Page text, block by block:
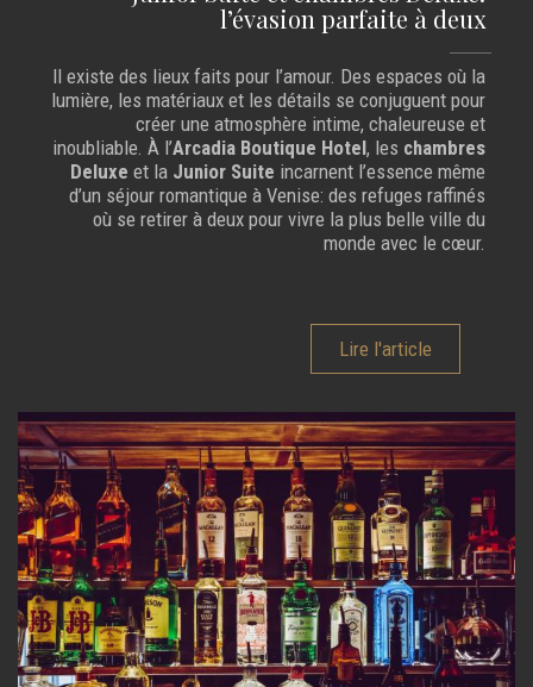
l’évasion parfaite à deux
Il existe des lieux faits pour l’amour. Des espaces où la
lumière, les matériaux et les détails se conjuguent pour
créer une atmosphère intime, chaleureuse et
inoubliable. À l’Arcadia Boutique Hotel, les chambres
Deluxe et la Junior Suite incarnent l’essence même
d’un séjour romantique à Venise: des refuges raffinés
où se retirer à deux pour vivre la plus belle ville du
monde avec le cœur.
Lire l'article